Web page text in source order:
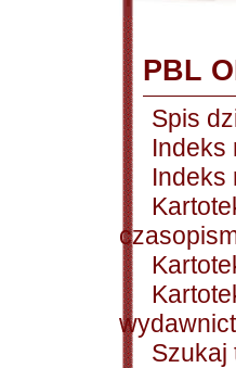
PBL
Spis
Indeks
Indeks
Szukaj